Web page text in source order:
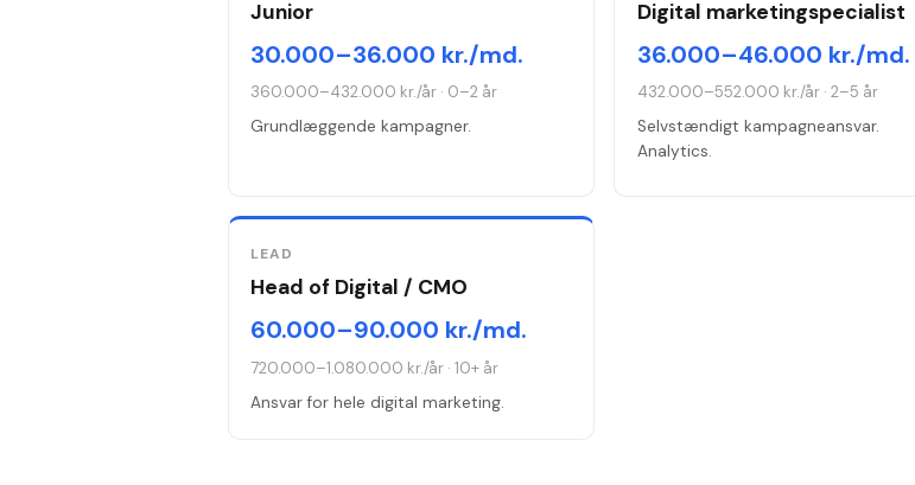
Junior
30.000–36.000 kr./md.
360.000–432.000 kr./år · 0–2 år
Grundlæggende kampagner.
Digital marketingspecialist
36.000–46.000 kr./md.
432.000–552.000 kr./år· 2–5 år
Selvstændigt kampagneansvar.
Analytics.
LEAD
Head of Digital / CMO
60.000–90.000 kr./md.
720.000–1.080.000 kr./år ·10+ år
Ansvar for hele digital marketing.